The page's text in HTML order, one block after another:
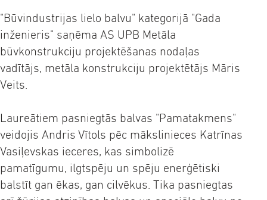
"Būvindustrijas lielo balvu" kategorijā "Gada
inženieris" saņēma AS UPB Metāla
būvkonstrukciju projektēšanas nodaļas
vadītājs, metāla konstrukciju projektētājs Māris
Veits.
Laureātiem pasniegtās balvas "Pamatakmens"
veidojis Andris Vītols pēc mākslinieces Katrīnas
Vasiļevskas ieceres, kas simbolizē
pamatīgumu, ilgtspēju un spēju enerģētiski
balstīt gan ēkas, gan cilvēkus. Tika pasniegtas